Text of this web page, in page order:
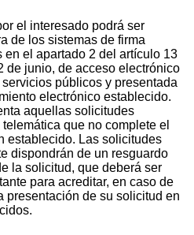
el interesado podrá ser
de los sistemas de firma
el apartado 2 del artículo 13
de junio, de acceso electrónico
públicos y presentada
electrónico establecido.
aquellas solicitudes
que no complete el
establecido. Las solicitudes
dispondrán de un resguardo
la solicitud, que deberá ser
para acreditar, en caso de
presentación de su solicitud en